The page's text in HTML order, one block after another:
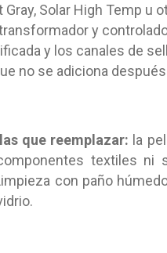
Gray, Solar High Temp u
y
y los canales de
no se adiciona
que reemplazar: la
textiles ni
con paño